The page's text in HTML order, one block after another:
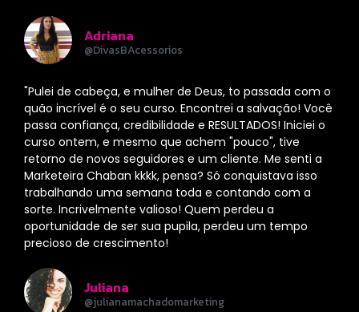
Adriana
@DivasBAcessorios
"Pulei de cabeça, e mulher de Deus, to passada com o
quão incrível é o seu curso. Encontrei a salvação! Você
passa confiança, credibilidade e RESULTADOS! Iniciei o
curso ontem, e mesmo que achem "pouco", tive
retorno de novos seguidores e um cliente. Me senti a
Marketeira Chaban kkkk, pensa? Só conquistava isso
trabalhando uma semana toda e contando com a
sorte. Incrivelmente valioso! Quem perdeu a
oportunidade de ser sua pupila, perdeu um tempo
precioso de crescimento!
Juliana
@julianamachadomarketing